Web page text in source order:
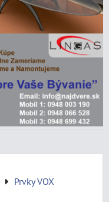
Prvky VOX